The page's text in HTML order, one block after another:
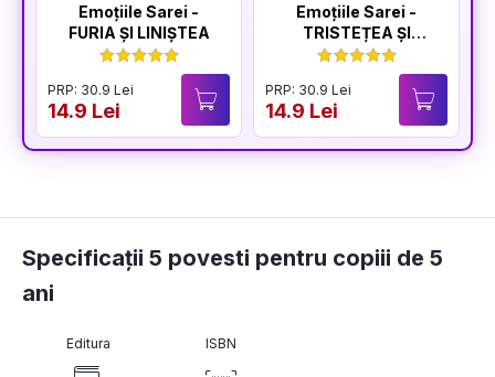
Emoțiile Sarei -
FURIA ȘI LINIȘTEA
PRP: 30.9 Lei
14.9 Lei
Emoțiile Sarei -
TRISTEȚEA ȘI
BUCURIA
PRP: 30.9 Lei
14.9 Lei
Specificații 5 povesti pentru copiii de 5
ani
Editura ISBN